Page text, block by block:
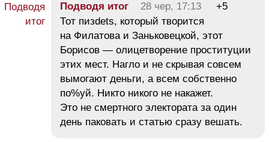
Подводя итог 28 чер, 17:13
+5
Тот пизdets, который творится
на Филатова и Заньковецкой, этот
Борисов — олицетворение проституции
этих мест. Нагло и не скрывая совсем
вымогают деньги, а всем собственно
по%уй. Никто никого не накажет.
Это не смертного электората за один
день паковать и статью сразу вешать.